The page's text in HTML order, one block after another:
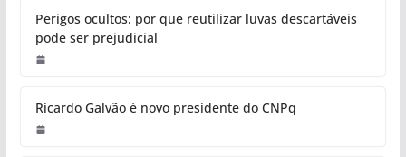
Perigos ocultos: por que reutilizar luvas descartáveis
pode ser prejudicial
Ricardo Galvão é novo presidente do CNPq